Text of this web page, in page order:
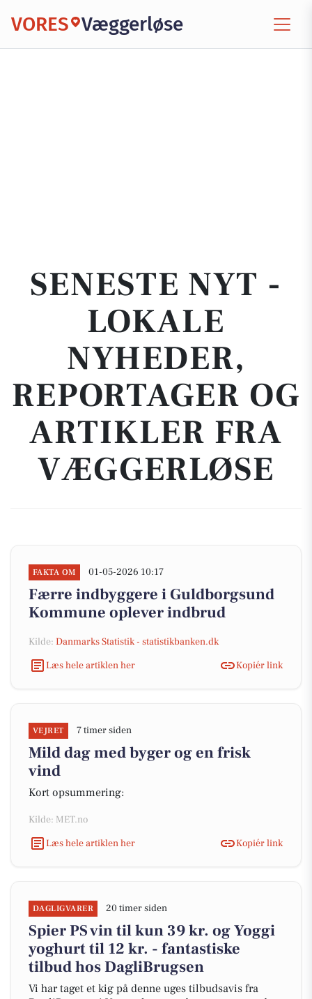
VORES Væggerløse
SENESTE NYT -
LOKALE
NYHEDER,
REPORTAGER OG
ARTIKLER FRA
VÆGGERLØSE
FAKTA OM 01-05-2026 10:17
Færre indbyggere i Guldborgsund
Kommune oplever indbrud
Kilde: Danmarks Statistik - statistikbanken.dk
Læs hele artiklen her
Kopiér link
VEJRET 7 timer siden
Mild dag med byger og en frisk
vind
Kort opsummering:
Kilde: MET.no
Læs hele artiklen her
Kopiér link
DAGLIGVARER 20 timer siden
Spier PS vin til kun 39 kr. og Yoggi
yoghurt til 12 kr. - fantastiske
tilbud hos DagliBrugsen
Vi har taget et kig på denne uges tilbudsavis fra